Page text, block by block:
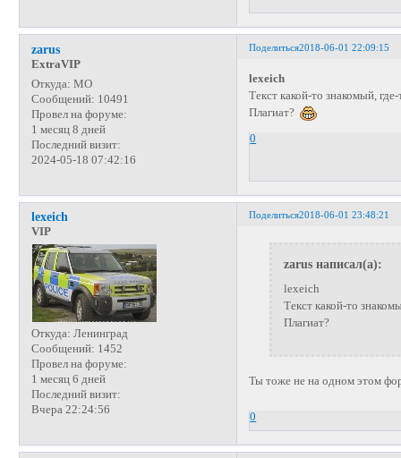
Поделиться2018-06-01 22:09:15
zarus
ExtraVIP
Откуда: МО
Сообщений: 10491
Провел на форуме:
1 месяц 8 дней
Последний визит:
2024-05-18 07:42:16
lexeich
Текст какой-то знакомый,
Плагиат?
0
Поделиться2018-06-01 23:48:21
lexeich
VIP
Откуда: Ленинград
Сообщений: 1452
Провел на форуме:
1 месяц 6 дней
Последний визит:
Вчера 22:24:56
zarus написал(а):
lexeich
Текст какой-то
Плагиат?
Ты тоже не на одном этом
0